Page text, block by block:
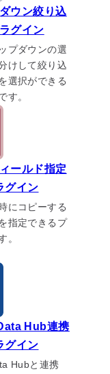
ウン絞り込
グイン
プダウンの選
けして絞り込
選択ができる
す。
ールド指定
グイン
にコピーする
指定できるプ
。
Hub連携
グイン
Hubと連携